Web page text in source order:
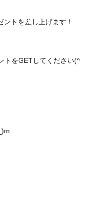
トを差し上げます！
トをGETしてください(^